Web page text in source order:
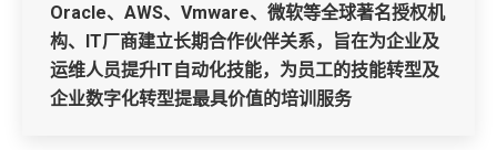
Oracle、AWS、Vmware、微软等全球著名授权机
构、IT厂商建立长期合作伙伴关系，旨在为企业及
运维人员提升IT自动化技能，为员工的技能转型及
企业数字化转型提最具价值的培训服务